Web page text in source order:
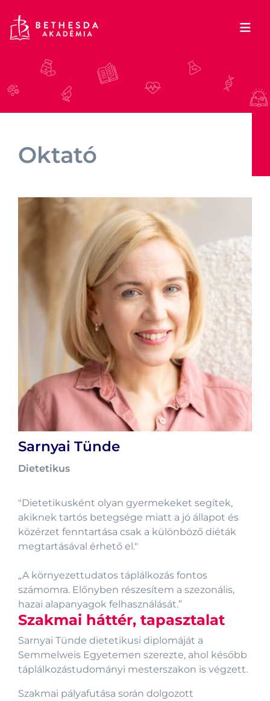
Oktató
Sarnyai Tünde
Dietetikus
"Dietetikusként olyan gyermekeket segítek,
akiknek tartós betegsége miatt a jó állapot és
közérzet fenntartása csak a különböző diéták
megtartásával érhető el."
„A környezettudatos táplálkozás fontos
számomra. Előnyben részesítem a szezonális,
Szakmai háttér, tapasztalat
Sarnyai Tünde dietetikusi diplomáját a
Semmelweis Egyetemen szerezte, ahol később
táplálkozástudományi mesterszakon is végzett.
Szakmai pályafutása során dolgozott